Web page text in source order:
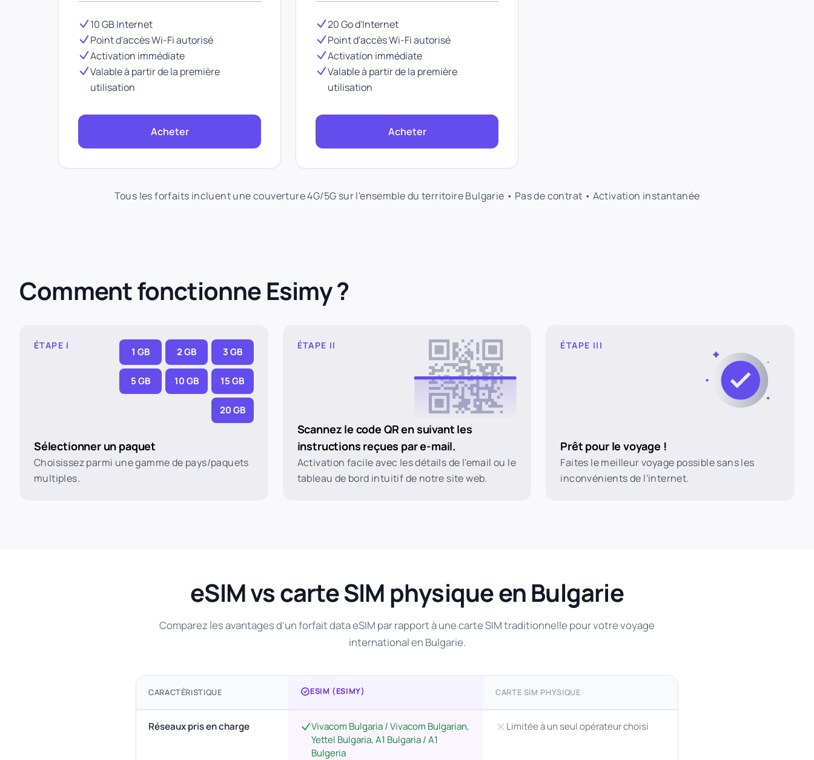
10 GB Internet
Point d'accès Wi-Fi autorisé
Activation immédiate
Valable à partir de la première
utilisation
Acheter
20 Go d'Internet
Point d'accès Wi-Fi autorisé
Activation immédiate
Valable à partir de la première
utilisation
Acheter
Tous les forfaits incluent une couverture 4G/5G sur l'ensemble du territoire Bulgarie • Pas de contrat • Activation instantanée
Comment fonctionne Esimy ?
ÉTAPE I
1 GB 2 GB 3 GB
5 GB 10 GB 15 GB
20 GB
Sélectionner un paquet
Choisissez parmi une gamme de pays/paquets
multiples.
ÉTAPE II
Scannez le code QR en suivant les
instructions reçues par e-mail.
Activation facile avec les détails de l'email ou le
tableau de bord intuitif de notre site web.
ÉTAPE III
Prêt pour le voyage !
Faites le meilleur voyage possible sans les
inconvénients de l'internet.
eSIM vs carte SIM physique en Bulgarie
Comparez les avantages d'un forfait data eSIM par rapport à une carte SIM traditionnelle pour votre voyage
international en Bulgarie.
CARACTÉRISTIQUE ESIM (ESIMY) CARTE SIM PHYSIQUE
Réseaux pris en charge
Vivacom Bulgaria / Vivacom Bulgarian,
Yettel Bulgaria, A1 Bulgaria / A1
Bulgeria
Limitée à un seul opérateur choisi